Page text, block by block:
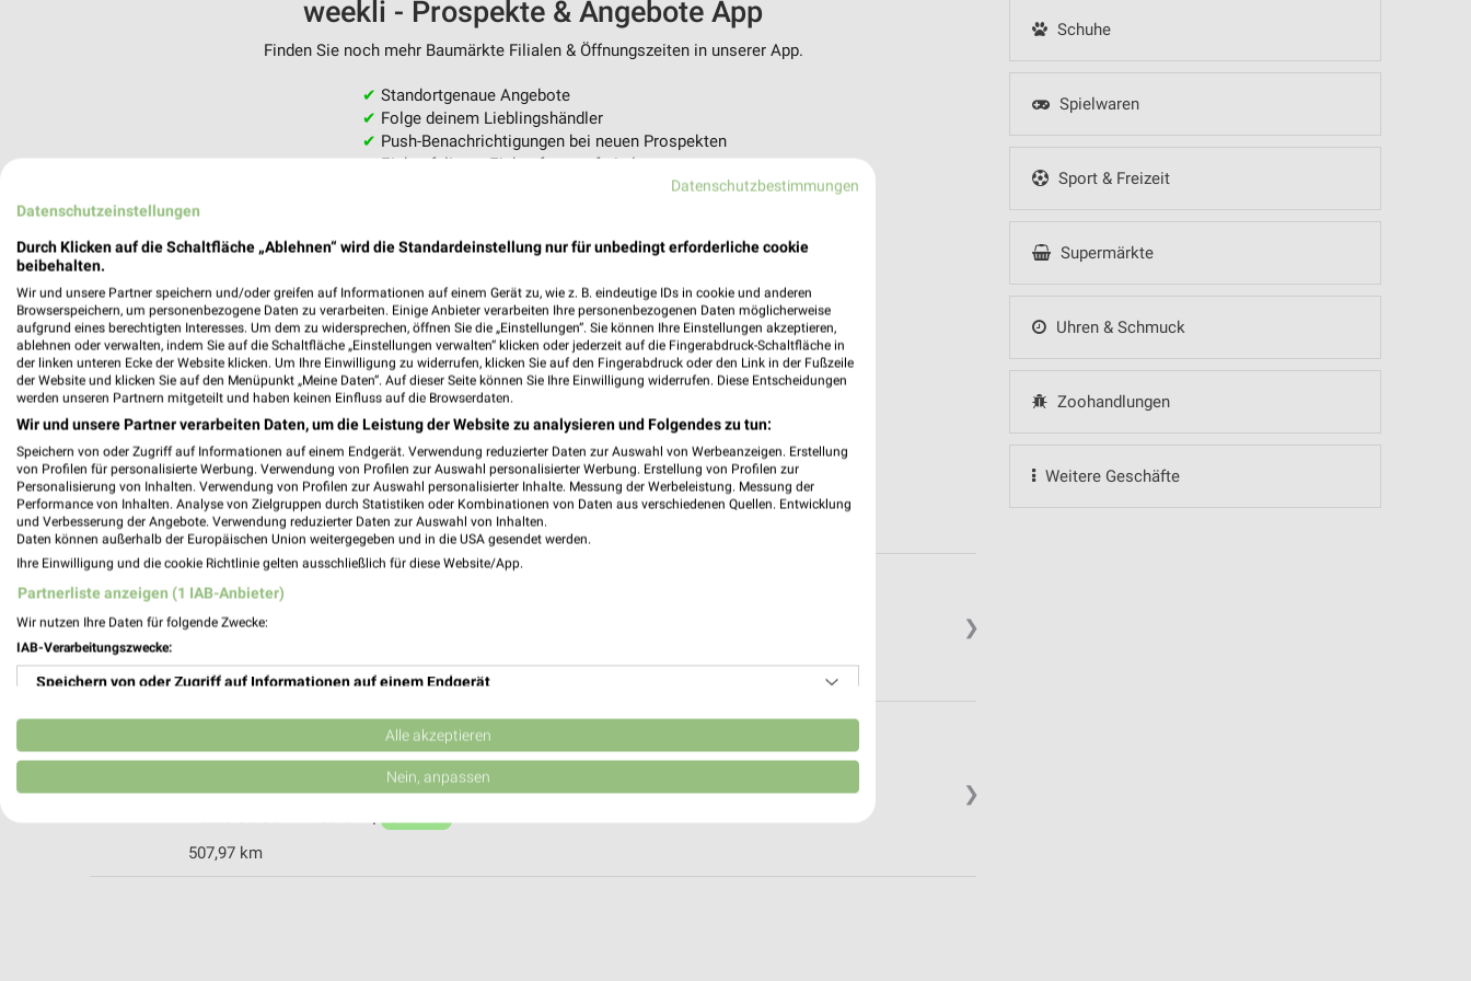
Schuhe
Spielwaren
Sport & Freizeit
Supermärkte
Uhren & Schmuck
Zoohandlungen
Weitere Geschäfte
weekli - Prospekte & Angebote App
Finden Sie noch mehr Baumärkte Filialen & Öffnungszeiten in unserer App.
✔ Standortgenaue Angebote
✔ Folge deinem Lieblingshändler
✔ Push-Benachrichtigungen bei neuen Prospekten
✔Einkaufsliste - Einkauf stressfrei planen
❯
BayWa AG Technik Servicezentrum Feldkirchen
85622 Feldkirchen
501,06 km
❯
Haidling 11
507,97 km
Datenschutzbestimmungen
Datenschutzeinstellungen
Durch Klicken auf die Schaltfläche „Ablehnen“ wird die Standardeinstellung nur für unbedingt erforderliche cookie
beibehalten.
Wir und unsere Partner speichern und/oder greifen auf Informationen auf einem Gerät zu, wie z. B. eindeutige IDs in cookie und anderen
Browserspeichern, um personenbezogene Daten zu verarbeiten. Einige Anbieter verarbeiten Ihre personenbezogenen Daten möglicherweise
aufgrund eines berechtigten Interesses. Um dem zu widersprechen, öffnen Sie die „Einstellungen“. Sie können Ihre Einstellungen akzeptieren,
ablehnen oder verwalten, indem Sie auf die Schaltfläche „Einstellungen verwalten“ klicken oder jederzeit auf die Fingerabdruck-Schaltfläche in
der linken unteren Ecke der Website klicken. Um Ihre Einwilligung zu widerrufen, klicken Sie auf den Fingerabdruck oder den Link in der Fußzeile
der Website und klicken Sie auf den Menüpunkt „Meine Daten“. Auf dieser Seite können Sie Ihre Einwilligung widerrufen. Diese Entscheidungen
werden unseren Partnern mitgeteilt und haben keinen Einfluss auf die Browserdaten.
Wir und unsere Partner verarbeiten Daten, um die Leistung der Website zu analysieren und Folgendes zu tun:
Speichern von oder Zugriff auf Informationen auf einem Endgerät. Verwendung reduzierter Daten zur Auswahl von Werbeanzeigen. Erstellung
von Profilen für personalisierte Werbung. Verwendung von Profilen zur Auswahl personalisierter Werbung. Erstellung von Profilen zur
Personalisierung von Inhalten. Verwendung von Profilen zur Auswahl personalisierter Inhalte. Messung der Werbeleistung. Messung der
Performance von Inhalten. Analyse von Zielgruppen durch Statistiken oder Kombinationen von Daten aus verschiedenen Quellen. Entwicklung
und Verbesserung der Angebote. Verwendung reduzierter Daten zur Auswahl von Inhalten.
Daten können außerhalb der Europäischen Union weitergegeben und in die USA gesendet werden.
Ihre Einwilligung und die cookie Richtlinie gelten ausschließlich für diese Website/App.
Partnerliste anzeigen (1 IAB-Anbieter)
Wir nutzen Ihre Daten für folgende Zwecke:
IAB-Verarbeitungszwecke:
Speichern von oder Zugriff auf Informationen auf einem Endgerät
Verwendung reduzierter Daten zur Auswahl von Werbeanzeigen
Erstellung von Profilen für personalisierte Werbung
Erstellung von Profilen zur Personalisierung von Inhalten
Alle akzeptieren
Nein, anpassen